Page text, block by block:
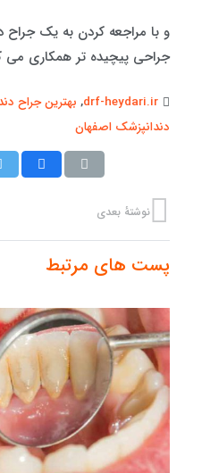
و با مراجعه کردن به یک
جراحی پیچیده تر همکاری می
drf-heydari.ir
, بهترین جراح
دندانپزشک اصفهان
نوشتهٔ بعدی
پست های مرتبط